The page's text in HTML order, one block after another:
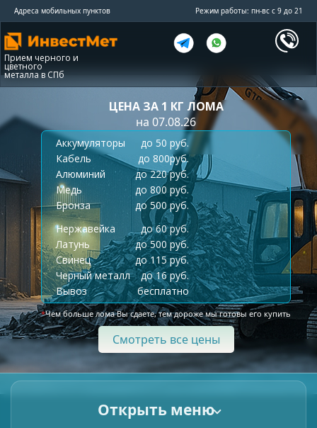
Адреса мобильных пунктов Режим работы: пн-вс с 9 до 21
Прием черного и
цветного
металла в СПб
ЦЕНА ЗА 1 КГ ЛОМА
на 07.08.26
Аккумуляторы
до 50 руб.
Кабель
до 800руб.
Алюминий
до 220 руб.
Медь
до 800 руб.
Бронза
до 500 руб.
Нержавейка
до 60 руб.
Латунь
до 500 руб.
Свинец
до 115 руб.
Черный металл
до 16 руб.
Вывоз
бесплатно
*Чем больше лома Вы сдаете, тем дороже мы готовы его купить
Смотреть все цены
Открыть меню